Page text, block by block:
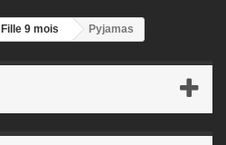
Fille 9 mois Pyjamas